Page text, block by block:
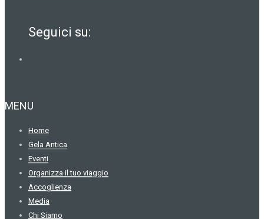
Seguici su:
MENU
Home
Gela Antica
Eventi
Organizza il tuo viaggio
Accoglienza
Media
Chi Siamo